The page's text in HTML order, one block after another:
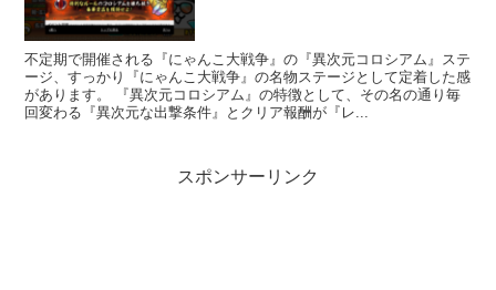
不定期で開催される『にゃんこ大戦争』の『異次元コロシアム』ステ
ージ、すっかり『にゃんこ大戦争』の名物ステージとして定着した感
があります。 『異次元コロシアム』の特徴として、その名の通り毎
回変わる『異次元な出撃条件』とクリア報酬が『レ...
スポンサーリンク